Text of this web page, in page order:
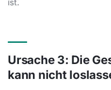
ist.
Ursache 3: Die
kann nicht